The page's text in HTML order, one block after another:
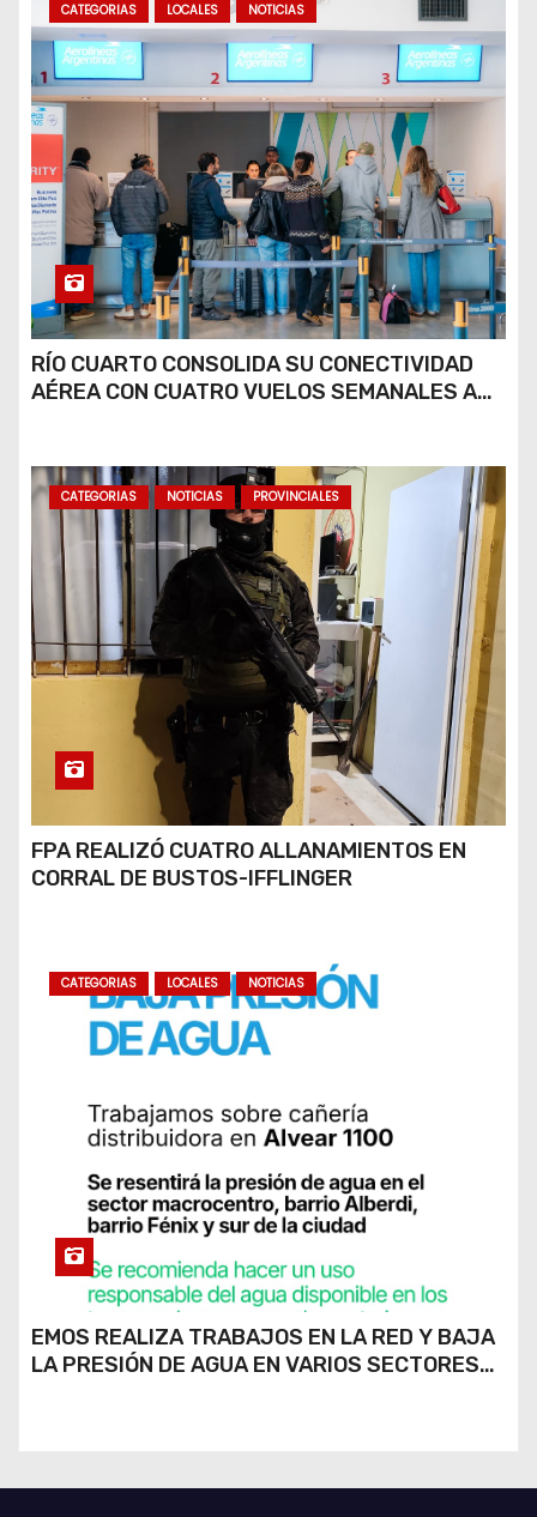
CATEGORIAS LOCALES NOTICIAS
RÍO CUARTO CONSOLIDA SU CONECTIVIDAD
AÉREA CON CUATRO VUELOS SEMANALES A
CATEGORIAS NOTICIAS PROVINCIALES
FPA REALIZÓ CUATRO ALLANAMIENTOS EN
CORRAL DE BUSTOS-IFFLINGER
CATEGORIAS LOCALES NOTICIAS
EMOS REALIZA TRABAJOS EN LA RED Y BAJA
LA PRESIÓN DE AGUA EN VARIOS SECTORES